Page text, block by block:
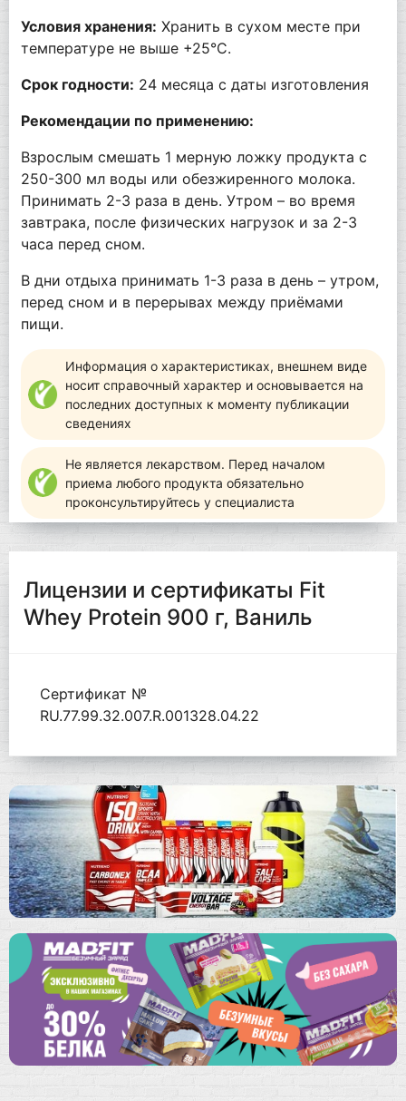
Условия хранения: Хранить в сухом месте при
температуре не выше +25°С.
Срок годности: 24 месяца с даты изготовления
Рекомендации по применению:
Взрослым смешать 1 мерную ложку продукта с
250-300 мл воды или обезжиренного молока.
Принимать 2-3 раза в день. Утром – во время
завтрака, после физических нагрузок и за 2-3
часа перед сном.
В дни отдыха принимать 1-3 раза в день – утром,
перед сном и в перерывах между приёмами
пищи.
Информация о характеристиках, внешнем виде
носит справочный характер и основывается на
последних доступных к моменту публикации
сведениях
Не является лекарством. Перед началом
приема любого продукта обязательно
проконсультируйтесь у специалиста
Лицензии и сертификаты Fit
Whey Protein 900 г, Ваниль
Сертификат №
RU.77.99.32.007.R.001328.04.22